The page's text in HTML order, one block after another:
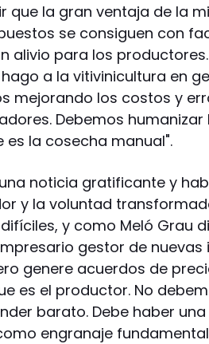
que la gran ventaja de la
se consiguen con
alivio para los
a la vitivinicultura en
mejorando los costos y
Debemos
es la cosecha manual".
noticia gratificante y
y la voluntad
y como Meló Grau
gestor de nuevas
genere acuerdos de
es el productor. No
barato. Debe haber
engranaje